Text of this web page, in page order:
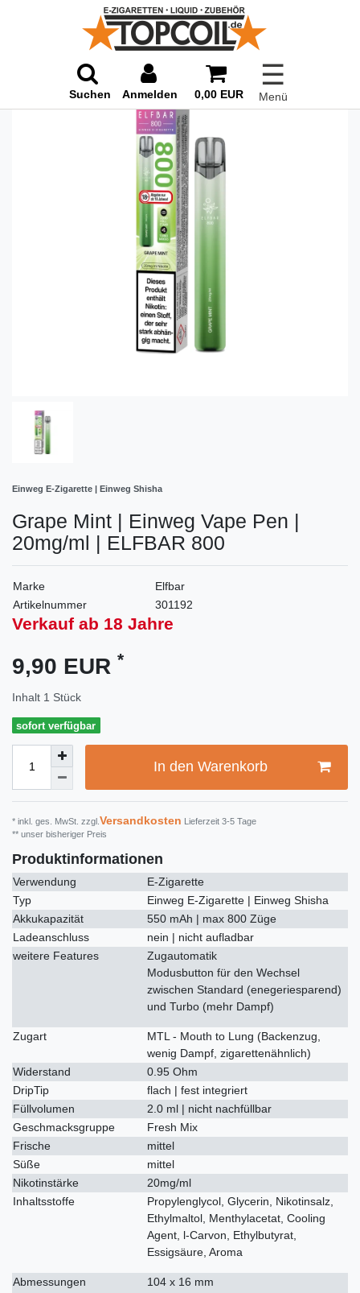
Suchen Anmelden 0,00 EUR
☰
Menü
Einweg E-Zigarette | Einweg Shisha
Grape Mint | Einweg Vape Pen |
20mg/ml | ELFBAR 800
Marke
Elfbar
Artikelnummer
301192
Verkauf ab 18 Jahre
9,90 EUR *
Inhalt 1 Stück
sofort verfügbar
In den Warenkorb
* inkl. ges. MwSt. zzgl. Versandkosten Lieferzeit 3-5 Tage
** unser bisheriger Preis
Produktinformationen
Verwendung
E-Zigarette
Typ
Einweg E-Zigarette | Einweg Shisha
Akkukapazität
550 mAh | max 800 Züge
Ladeanschluss
nein | nicht aufladbar
weitere Features
Zugautomatik
Modusbutton für den Wechsel
zwischen Standard (enegeriesparend)
und Turbo (mehr Dampf)
Zugart
MTL - Mouth to Lung (Backenzug,
wenig Dampf, zigarettenähnlich)
Widerstand
0.95 Ohm
DripTip
flach | fest integriert
Füllvolumen
2.0 ml | nicht nachfüllbar
Geschmacksgruppe
Fresh Mix
Frische
mittel
Süße
mittel
Nikotinstärke
20mg/ml
Inhaltsstoffe
Propylenglycol, Glycerin, Nikotinsalz,
Ethylmaltol, Menthylacetat, Cooling
Agent, l-Carvon, Ethylbutyrat,
Essigsäure, Aroma
Abmessungen 104 x 16 mm